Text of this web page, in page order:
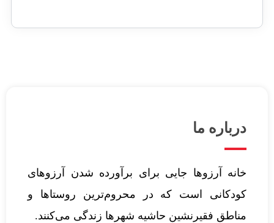
درباره ما
خانه آرزوها جایی برای برآورده شدن آرزوهای
کودکانی است که در محروم‌ترین روستاها و
مناطق فقیرنشین حاشیه شهرها زندگی می‌کنند.‌